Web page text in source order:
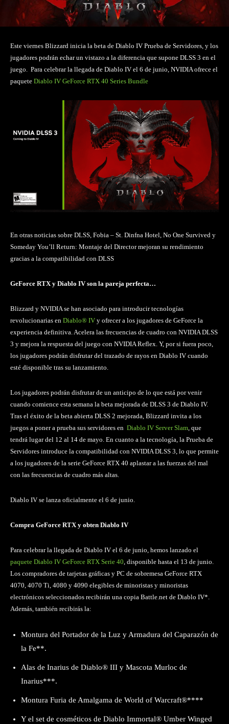
Este viernes Blizzard inicia la beta de Diablo IV Prueba de Servidores, y los
jugadores podrán echar un vistazo a la diferencia que supone DLSS 3 en el
juego. Para celebrar la llegada de Diablo IV el 6 de junio, NVIDIA ofrece el
paquete Diablo IV GeForce RTX 40 Series Bundle
En otras noticias sobre DLSS, Fobia – St. Dinfna Hotel, No One Survived y
Someday You’ll Return: Montaje del Director mejoran su rendimiento
gracias a la compatibilidad con DLSS
GeForce RTX y Diablo IV son la pareja perfecta…
Blizzard y NVIDIA se han asociado para introducir tecnologías
revolucionarias en Diablo® IV y ofrecer a los jugadores de GeForce la
experiencia definitiva. Acelera las frecuencias de cuadro con NVIDIA DLSS
3 y mejora la respuesta del juego con NVIDIA Reflex. Y, por si fuera poco,
los jugadores podrán disfrutar del trazado de rayos en Diablo IV cuando
esté disponible tras su lanzamiento.
Los jugadores podrán disfrutar de un anticipo de lo que está por venir
cuando comience esta semana la beta mejorada de DLSS 3 de Diablo IV.
Tras el éxito de la beta abierta DLSS 2 mejorada, Blizzard invita a los
juegos a poner a prueba sus servidores en Diablo IV Server Slam, que
tendrá lugar del 12 al 14 de mayo. En cuanto a la tecnología, la Prueba de
Servidores introduce la compatibilidad con NVIDIA DLSS 3, lo que permite
a los jugadores de la serie GeForce RTX 40 aplastar a las fuerzas del mal
con las frecuencias de cuadro más altas.
Diablo IV se lanza oficialmente el 6 de junio.
Compra GeForce RTX y obten Diablo IV
Para celebrar la llegada de Diablo IV el 6 de junio, hemos lanzado el
paquete Diablo IV GeForce RTX Serie 40, disponible hasta el 13 de junio.
Los compradores de tarjetas gráficas y PC de sobremesa GeForce RTX
4070, 4070 Ti, 4080 y 4090 elegibles de minoristas y minoristas
electrónicos seleccionados recibirán una copia Battle.net de Diablo IV*.
Además, también recibirás la:
Montura del Portador de la Luz y Armadura del Caparazón de
la Fe**.
Alas de Inarius de Diablo® III y Mascota Murloc de
Inarius***.
Montura Furia de Amalgama de World of Warcraft®****
Y el set de cosméticos de Diablo Immortal® Umber Winged